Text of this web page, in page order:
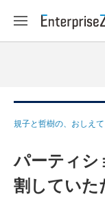
規子と哲樹の、おしえ
パーティ
割していた